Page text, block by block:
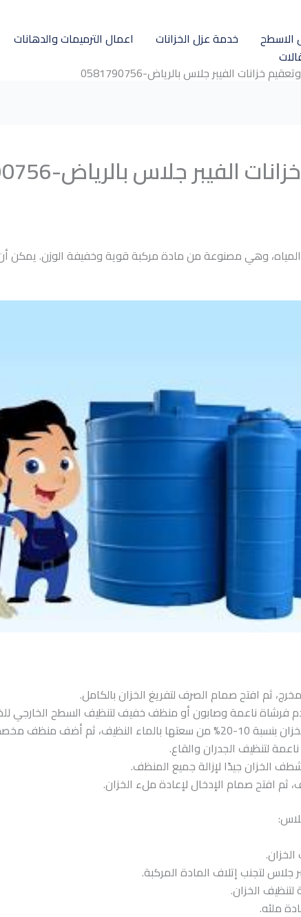
الاسطح خدمة عزل الخزانات اعمال الترميمات والدهانات
خزانات الفيبر جلاس بالرياض-0581790756
جلاس بالرياض-0581790756
وهي مصنوعة من مادة مركبة قوية وخفيفة الوزن. يمكن أن
ثم افتح صمام الصرف لتفريغ الخزان بالكامل.
فرشاة ناعمة وصابون أو منظف خفيف لتنظيف السطح الخارجي
لتنظيف الجدران والقاع.
الخزان جيدًا لإزالة جميع المنظف.
ثم افتح صمام الإدخال لإعادة ملء الخزان.
لتجنب إتلاف المادة المركبة.
الخزان.
ملئه.